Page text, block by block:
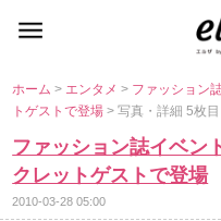
ホーム> エンタメ> ファッション
トゲストで登場> 写真・詳細 5枚目
ファッション誌イベン
クレットゲストで登場
2010-03-28 05:00